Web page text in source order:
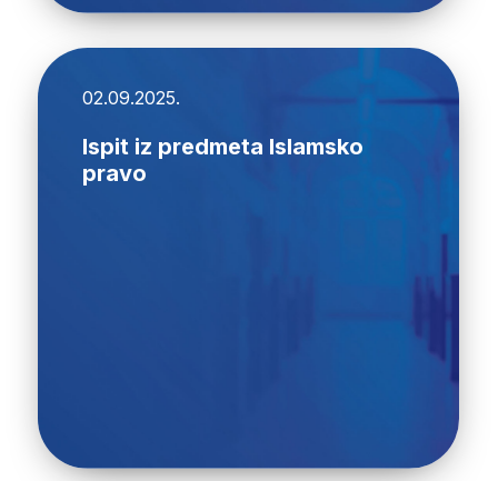
02.09.2025.
Ispit iz predmeta Islamsko
pravo